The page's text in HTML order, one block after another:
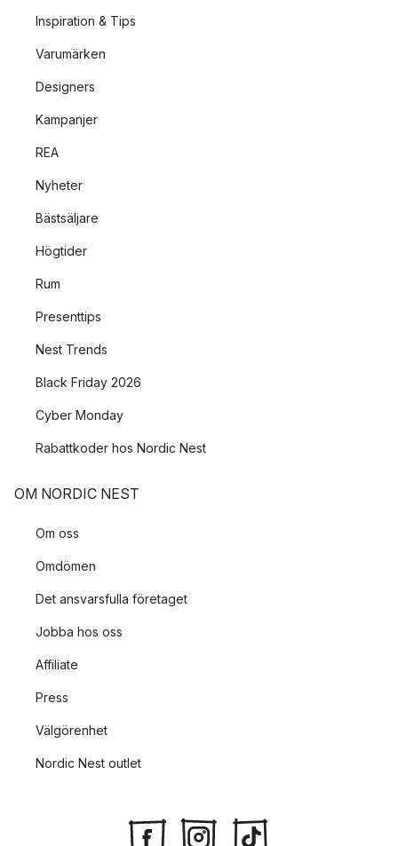
Inspiration & Tips
Varumärken
Designers
Kampanjer
REA
Nyheter
Bästsäljare
Högtider
Rum
Presenttips
Nest Trends
Black Friday 2026
Cyber Monday
Rabattkoder hos Nordic Nest
OM NORDIC NEST
Om oss
Omdömen
Det ansvarsfulla företaget
Jobba hos oss
Affiliate
Press
Välgörenhet
Nordic Nest outlet